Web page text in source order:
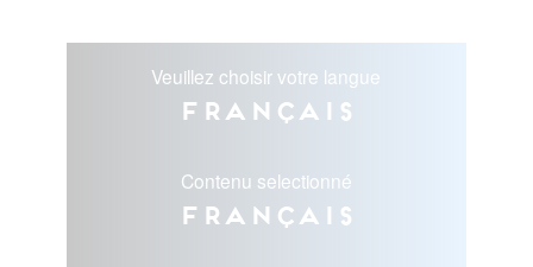
Veuillez choisir votre langue
Français
Contenu selectionné
Français